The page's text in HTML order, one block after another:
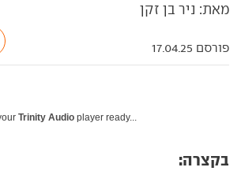
מאת: ניר בן זקן
פורסם 17.04.25
Trinity Audio player ready...
בקצרה: